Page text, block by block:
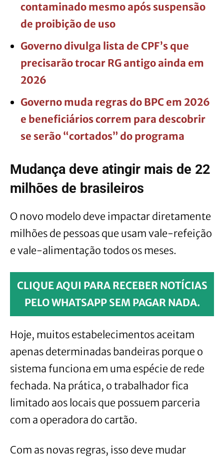
contaminado mesmo após suspensão
de proibição de uso
Governo divulga lista de CPF’s que
precisarão trocar RG antigo ainda em
2026
Governo muda regras do BPC em 2026
e beneficiários correm para descobrir
se serão “cortados” do programa
Mudança deve atingir mais de 22
milhões de brasileiros
O novo modelo deve impactar diretamente
milhões de pessoas que usam vale-refeição
e vale-alimentação todos os meses.
CLIQUE AQUI PARA RECEBER NOTÍCIAS
PELO WHATSAPP SEM PAGAR NADA.
Hoje, muitos estabelecimentos aceitam
apenas determinadas bandeiras porque o
sistema funciona em uma espécie de rede
fechada. Na prática, o trabalhador fica
limitado aos locais que possuem parceria
com a operadora do cartão.
Com as novas regras, isso deve mudar